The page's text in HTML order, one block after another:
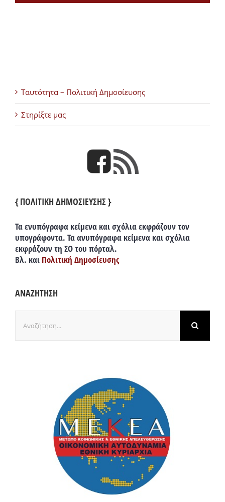
Ταυτότητα – Πολιτική Δημοσίευσης
Στηρίξτε μας
{ ΠΟΛΙΤΙΚΗ ΔΗΜΟΣΙΕΥΣΗΣ }
Τα ενυπόγραφα κείμενα και σχόλια εκφράζουν τον
υπογράφοντα. Τα ανυπόγραφα κείμενα και σχόλια
εκφράζουν τη ΣΟ του πόρταλ.
Βλ. και Πολιτική Δημοσίευσης
ΑΝΑΖΗΤΗΣΗ
για: